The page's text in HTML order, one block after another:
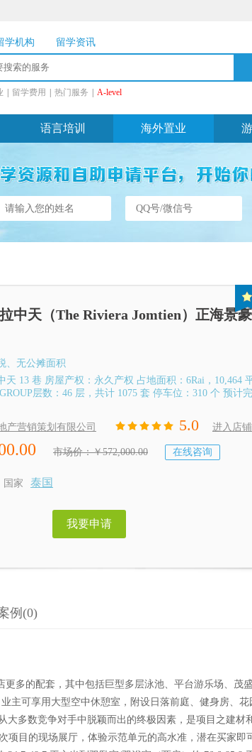
学机构 留学资讯
留学费用 热门服务 A-level
语言培训 海外置业
中天（The Riviera Jomtien）正海景
、无公摊面积
天 13 巷 房屋产权：永久产权 占地面积：6Rai，10,464
层数：46 层，共计 1075 套 停车位：310 个 预计
产营销策划有限公司
5.0 进入店铺
市场价：￥572,000.00 在线咨询
国家 泰国
我要申请
例(0)
多的配套，其中包括巨型多层泳池、平台游乐场、茂
主可享用大型空中休憩室，附设日落前庭、健身房、花
大多数竞争对手中脱颖而出的终极因素，是项目之建材
目的现场展厅，体验示范单元的高水准，潜在买家即